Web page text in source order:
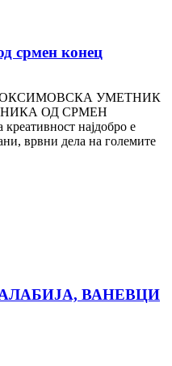
срмен конец
УМЕТНИК
ОД СРМЕН
најдобро е
врвни дела на големите
ВАНЕВЦИ